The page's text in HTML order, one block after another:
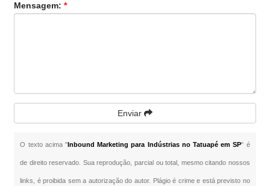
Mensagem:*
Enviar
O texto acima "Inbound Marketing para Indústrias no Tatuapé em SP" é
de direito reservado. Sua reprodução, parcial ou total, mesmo citando nossos
links, é proibida sem a autorização do autor. Plágio é crime e está previsto no